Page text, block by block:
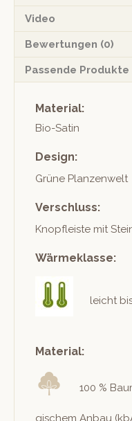
Video
Bewertungen (0)
Passende Produkte
Material:
Bio-Satin
Design:
Grüne Planzen­welt
Verschluss:
Knopfleiste mit
Wärmeklasse:
leicht
Material:
100 %
gis­chem Anbau